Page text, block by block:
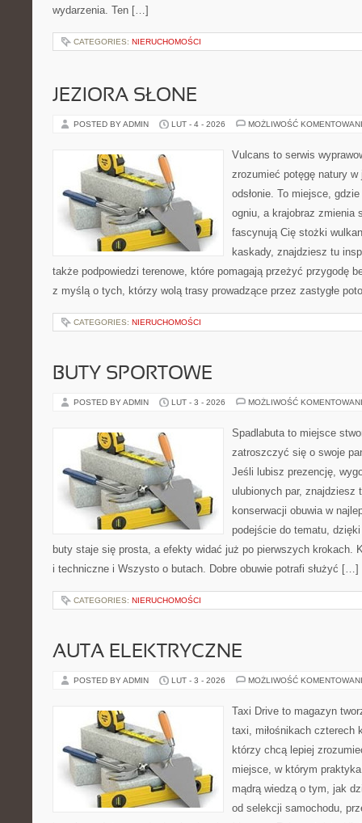
wydarzenia. Ten […]
CATEGORIES: NIERUCHOMOŚCI
JEZIORA SŁONE
POSTED BY ADMIN LUT - 4 - 2026 MOŻLIWOŚĆ
Vulcans to serwis
zrozumieć potęgę natury w
odsłonie. To miejsce,
ogniu, a krajobraz zmienia
fascynują Cię stożki
kaskady, znajdziesz tu
także podpowiedzi terenowe, które pomagają przeżyć przygodę
z myślą o tych, którzy wolą trasy prowadzące przez zastygłe
CATEGORIES: NIERUCHOMOŚCI
BUTY SPORTOWE
POSTED BY ADMIN LUT - 3 - 2026 MOŻLIWOŚĆ
Spadlabuta to miejsce
zatroszczyć się o swoje
Jeśli lubisz prezencję,
ulubionych par, znajdziesz
konserwacji obuwia w
podejście do tematu,
buty staje się prosta, a efekty widać już po pierwszych krokach.
i techniczne i Wszysto o butach. Dobre obuwie potrafi służyć […]
CATEGORIES: NIERUCHOMOŚCI
AUTA ELEKTRYCZNE
POSTED BY ADMIN LUT - 3 - 2026 MOŻLIWOŚĆ
Taxi Drive to magazyn
taxi, miłośnikach czterech
którzy chcą lepiej
miejsce, w którym
mądrą wiedzą o tym, jak
od selekcji samochodu,